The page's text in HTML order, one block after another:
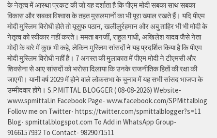
के नेतृत्व में आस्था प्रकट की जो यह दर्शाता है कि पीएम मोदी सबका साथ सबका
विकास और सबका विश्वास के तहत मुसलमानों का भी पूरा ख्याल रखते हैं। यदि पीएम
मोदी मुस्लिम विरोधी होते तो यूसुफ पठान, खलीलुर्रहमान और अबु ताहिर भी भी मोदी के
नेतृत्व को स्वीकार नहीं करते। ममता बनर्जी, राहुल गांधी, अखिलेश यादव जैसे नेता
मोदी के बारे में कुछ भी कहे, लेकिन मुस्लिम सांसदों ने यह प्रदर्शित किया है कि पीएम
मोदी मुस्लिम विरोधी नहीं है। 7 अगस्त की मुलाकात में पीएम मोदी ने टीएमसी और
शिवसेना से आए सांसदों को भरोसा दिलाया कि उनके राजनीतिक हितों की रक्षा की
जाएगी। यानी वर्ष 2029 में होने वाले लोकसभा के चुनाव में यह सभी सांसद भाजपा के
उम्मीदवार होंगे। S.P.MITTAL BLOGGER ( 08-08-2026) Website-
www.spmittal.in Facebook Page- www.facebook.com/SPMittalblog
Follow me on Twitter- https://twitter.com/spmittalblogger?s=11
Blog- spmittal.blogspot.com To Add in WhatsApp Group-
9166157932 To Contact- 9829071511